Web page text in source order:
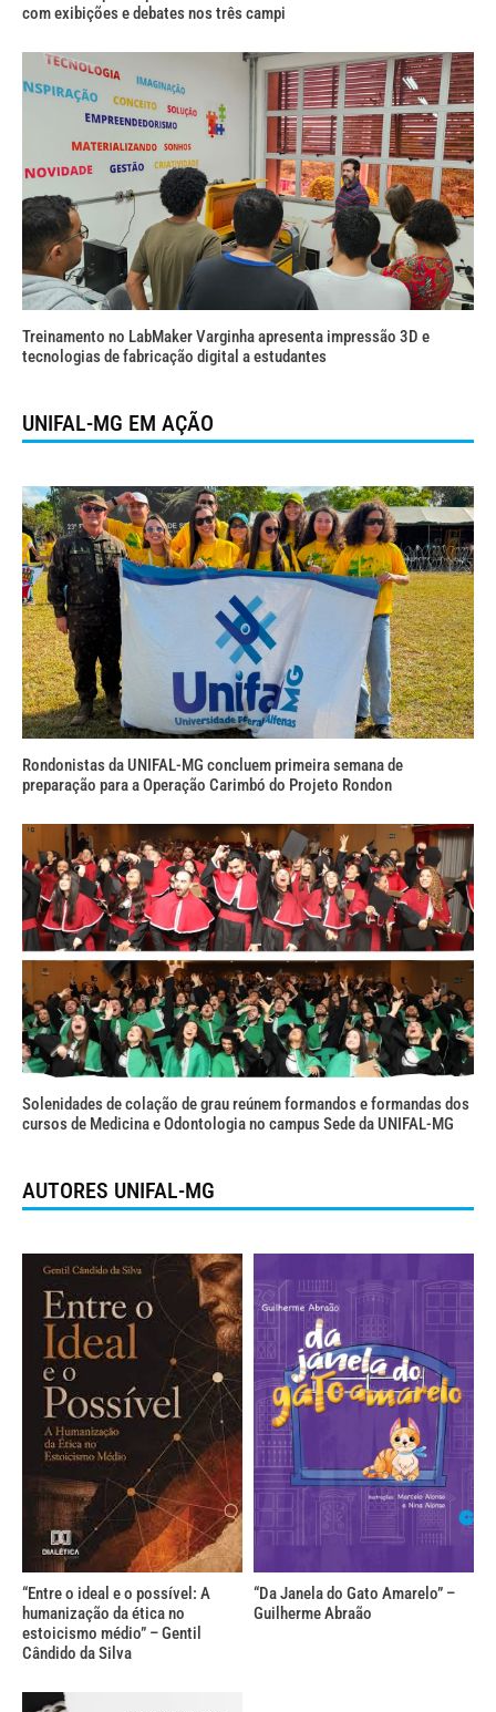
com exibições e debates nos três campi
Treinamento no LabMaker Varginha apresenta impressão 3D e
tecnologias de fabricação digital a estudantes
UNIFAL-MG EM AÇÃO
Rondonistas da UNIFAL-MG concluem primeira semana de
preparação para a Operação Carimbó do Projeto Rondon
Solenidades de colação de grau reúnem formandos e formandas dos
cursos de Medicina e Odontologia no campus Sede da UNIFAL-MG
AUTORES UNIFAL-MG
“Entre o ideal e o possível: A
humanização da ética no
estoicismo médio” – Gentil
Cândido da Silva
“Da Janela do Gato Amarelo” –
Guilherme Abraão